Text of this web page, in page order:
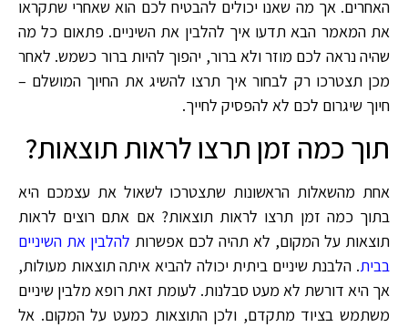
האחרים. אך מה שאנו יכולים להבטיח לכם הוא שאחרי שתקראו
את המאמר הבא תדעו איך להלבין את השיניים. פתאום כל מה
שהיה נראה לכם מוזר ולא ברור, יהפוך להיות ברור כשמש. לאחר
מכן תצטרכו רק לבחור איך תרצו להשיג את החיוך המושלם –
חיוך שיגרום לכם לא להפסיק לחייך.
תוך כמה זמן תרצו לראות תוצאות?
אחת מהשאלות הראשונות שתצטרכו לשאול את עצמכם היא
בתוך כמה זמן תרצו לראות תוצאות? אם אתם רוצים לראות
תוצאות על המקום, לא תהיה לכם אפשרות להלבין את השיניים
בבית. הלבנת שיניים ביתית יכולה להביא איתה תוצאות מעולות,
אך היא דורשת לא מעט סבלנות. לעומת זאת רופא מלבין שיניים
משתמש בציוד מתקדם, ולכן התוצאות כמעט על המקום. אל